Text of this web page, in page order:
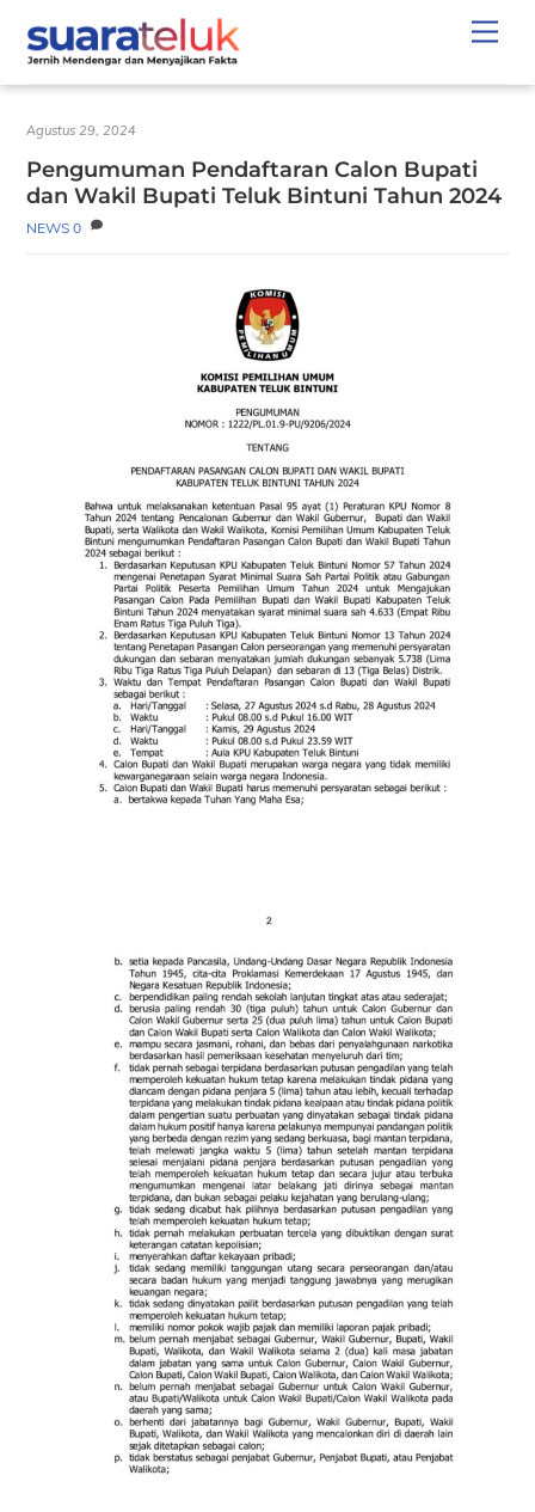
content
Agustus 29, 2024
Pengumuman Pendaftaran Calon Bupati
dan Wakil Bupati Teluk Bintuni Tahun 2024
NEWS 0